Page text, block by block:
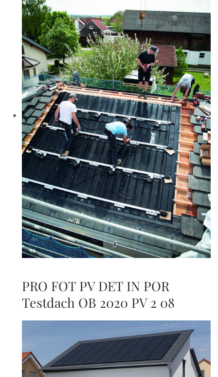
PRO FOT PV DET IN POR
Testdach OB 2020 PV 2 08